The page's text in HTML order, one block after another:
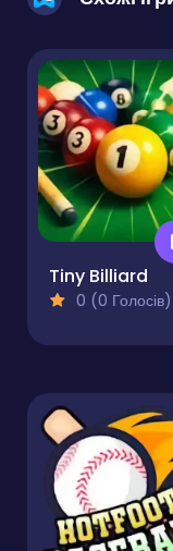
Tiny Billiard
0 (0 Голосів)